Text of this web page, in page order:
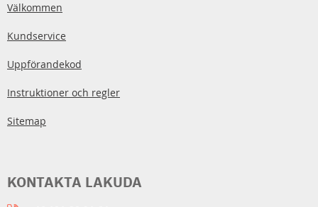
Välkommen
Kundservice
Uppförandekod
Instruktioner och regler
Sitemap
KONTAKTA LAKUDA